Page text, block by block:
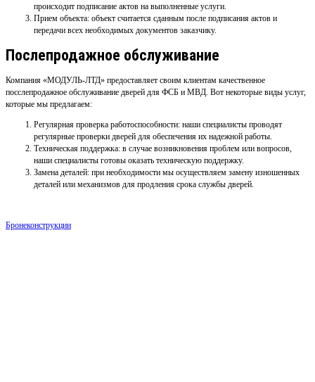
происходит подписание актов на выполненные услуги.
Прием объекта: объект считается сданным после подписания актов и
передачи всех необходимых документов заказчику.
Послепродажное обслуживание
Компания «МОДУЛЬ-ЛТД» предоставляет своим клиентам качественное
посслепродажное обслуживание дверей для ФСБ и МВД. Вот некоторые виды услуг,
которые мы предлагаем:
Регулярная проверка работоспособности: наши специалисты проводят
регулярные проверки дверей для обеспечения их надежной работы.
Техническая поддержка: в случае возникновения проблем или вопросов,
наши специалисты готовы оказать техническую поддержку.
Замена деталей: при необходимости мы осуществляем замену изношенных
деталей или механизмов для продления срока службы дверей.
Бронеконструкции